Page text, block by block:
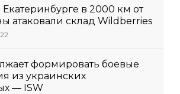
в 2000 км от
атаковали склад Wildberries
формировать боевые
из украинских
— ISW